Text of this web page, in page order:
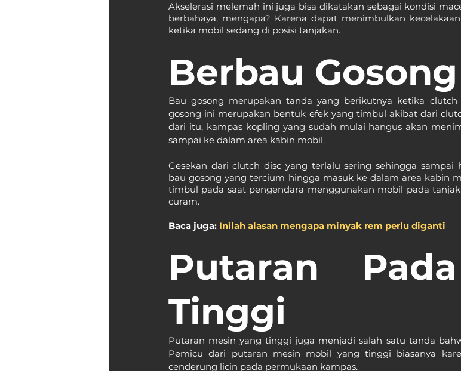
Akselerasi melemah ini juga bisa dikatakan sebagai kondisi
berbahaya, mengapa? Karena dapat menimbulkan
ketika mobil sedang di posisi tanjakan.
Berbau Gosong
Bau gosong merupakan tanda yang berikutnya ketika
gosong ini merupakan bentuk efek yang timbul akibat dari
dari itu, kampas kopling yang sudah mulai hangus akan
sampai ke dalam area kabin mobil.
Gesekan dari clutch disc yang terlalu sering sehingga sampai
bau gosong yang tercium hingga masuk ke dalam area kabin
timbul pada saat pengendara menggunakan mobil pada
curam.
Baca juga: Inilah alasan mengapa minyak rem perlu diganti
Putaran
Tinggi
Putaran mesin yang tinggi juga menjadi salah satu tanda
Pemicu dari putaran mesin mobil yang tinggi biasanya
cenderung licin pada permukaan kampas.